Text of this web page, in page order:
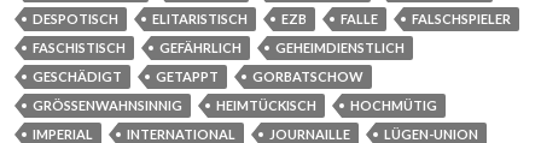
DESPOTISCH ELITARISTISCH EZB FALLE
FALSCHSPIELER
FASCHISTISCH
GEFÄHRLICH
GEHEIMDIENSTLICH
GESCHÄDIGT
GETAPPT
GORBATSCHOW
GRÖSSENWAHNSINNIG
HEIMTÜCKISCH
HOCHMÜTIG
IMPERIAL
INTERNATIONAL JOURNAILLE
LÜGEN-UNION